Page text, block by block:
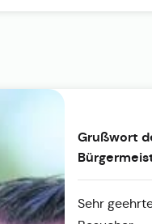
Grußwort
Sehr